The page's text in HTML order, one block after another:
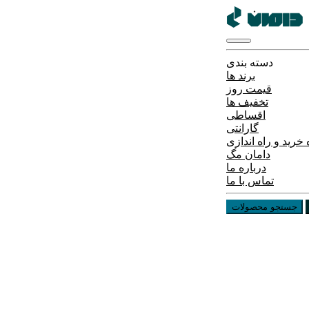
دسته بندی
برند ها
قیمت روز
تخفیف ها
اقساطی
گارانتی
و راه اندازی
دامان مگ
درباره ما
تماس با ما
جستجو محصولات